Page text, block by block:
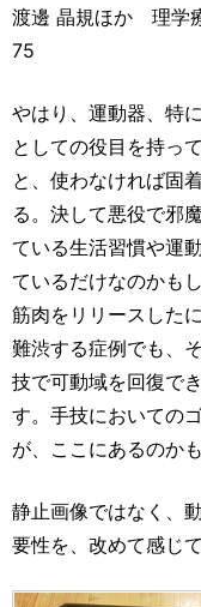
渡邊 晶規ほか 理学
75
やはり、運動器、特
としての役目を持っ
と、使わなければ固
る。決して悪役で邪
ている生活習慣や運
ているだけなのかも
筋肉をリリースした
難渋する症例でも、
技で可動域を回復で
す。手技においての
が、ここにあるのか
静止画像ではなく、
要性を、改めて感じて